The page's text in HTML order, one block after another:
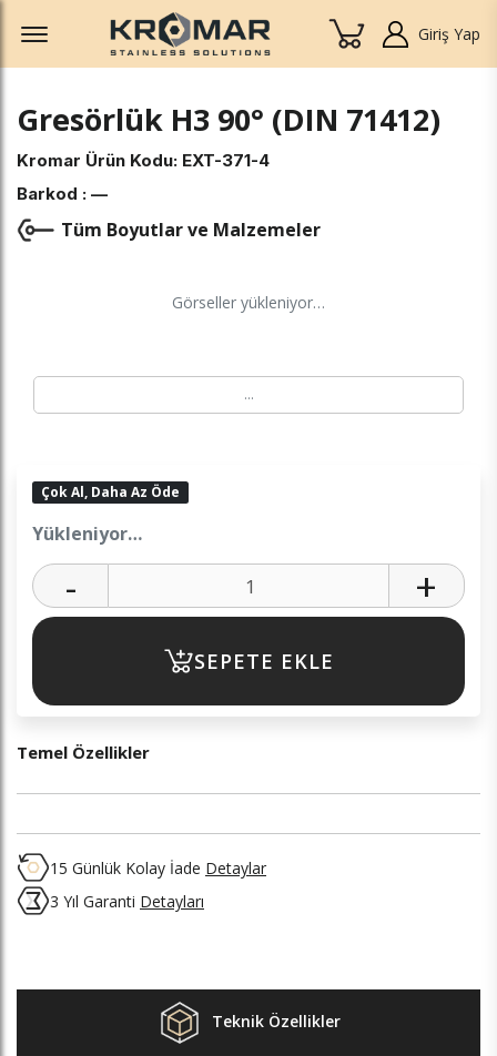
Offcanvas Menu Open
Giriş Yap
Gresörlük H3 90° (DIN 71412)
Kromar Ürün Kodu: EXT-371-4
Barkod : —
Tüm Boyutlar ve Malzemeler
Görseller yükleniyor…
…
Çok Al, Daha Az Öde
Yükleniyor…
- +
SEPETE EKLE
Temel Özellikler
15 Günlük Kolay İade Detaylar
3 Yıl Garanti Detayları
Teknik Özellikler